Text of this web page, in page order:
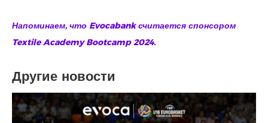
Напоминаем, что Evocabank считается спонсором
Textile Academy Bootcamp 2024.
Другие новости